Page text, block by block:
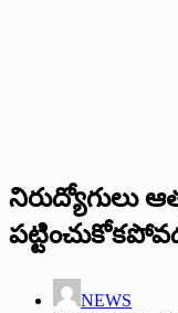
నిరుద్యోగులు
NEWS